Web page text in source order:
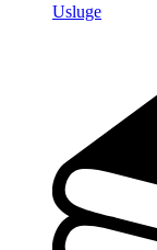
Usluge